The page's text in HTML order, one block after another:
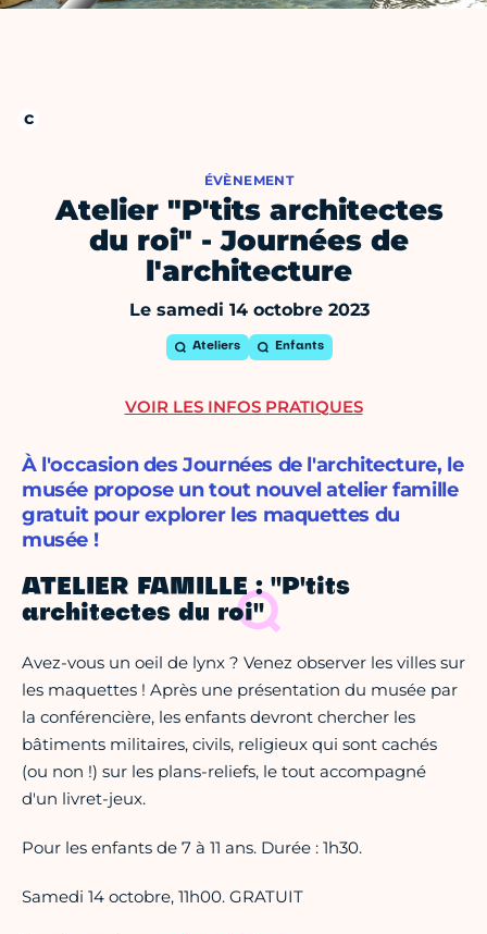
ÉVÈNEMENT
Atelier "P'tits architectes
du roi" - Journées de
l'architecture
Le samedi 14 octobre 2023
Ateliers Enfants
À l'occasion des Journées de l'architecture, le
musée propose un tout nouvel atelier famille
gratuit pour explorer les maquettes du
musée !
ATELIER FAMILLE : "P'tits
architectes du roi"
Avez-vous un oeil de lynx ? Venez observer les villes sur
les maquettes ! Après une présentation du musée par
la conférencière, les enfants devront chercher les
bâtiments militaires, civils, religieux qui sont cachés
(ou non !) sur les plans-reliefs, le tout accompagné
d'un livret-jeux.
Pour les enfants de 7 à 11 ans. Durée : 1h30.
Samedi 14 octobre, 11h00. GRATUIT
VOIR LES INFOS PRATIQUES